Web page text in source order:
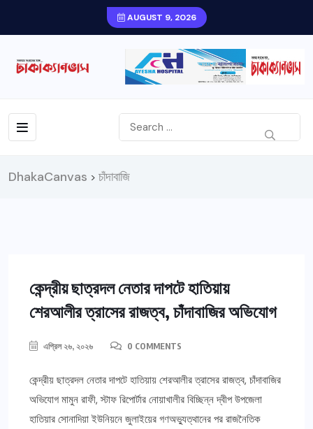
AUGUST 9, 2026
DhakaCanvas > চাঁদাবাজি
কেন্দ্রীয় ছাত্রদল নেতার দাপটে হাতিয়ায়
শেরআলীর ত্রাসের রাজত্ব, চাঁদাবাজির অভিযোগ
এপ্রিল ২৬, ২০২৬ 0 COMMENTS
কেন্দ্রীয় ছাত্রদল নেতার দাপটে হাতিয়ায় শেরআলীর ত্রাসের রাজত্ব, চাঁদাবাজির
অভিযোগ মামুন রাফী, স্টাফ রিপোর্টার নোয়াখালীর বিচ্ছিন্ন দ্বীপ উপজেলা
হাতিয়ার সোনাদিয়া ইউনিয়নে জুলাইয়ের গণঅভ্যুত্থানের পর রাজনৈতিক